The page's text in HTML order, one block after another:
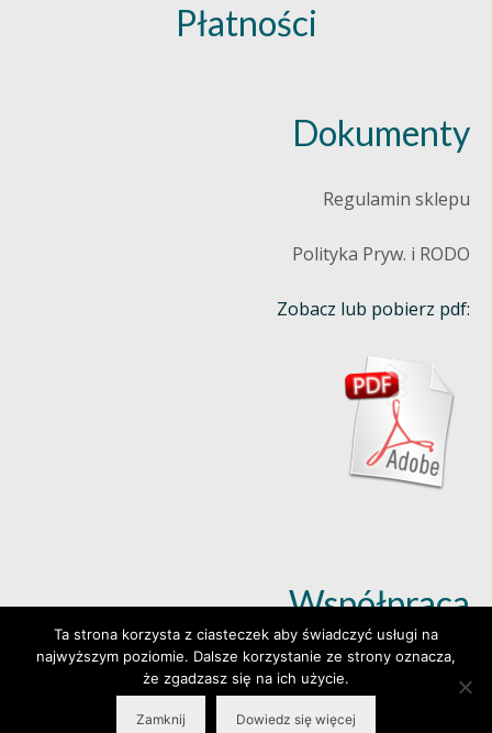
Płatności
Dokumenty
Regulamin sklepu
Polityka Pryw. i RODO
Zobacz lub pobierz pdf:
Współpraca
Dowiedz się więcej (klik)
© 2026 Wylepianki - Made by: www.prosteWWW.pl
Ta strona korzysta z ciasteczek aby świadczyć usługi na
najwyższym poziomie. Dalsze korzystanie ze strony oznacza,
że zgadzasz się na ich użycie.
Zamknij Dowiedz się więcej